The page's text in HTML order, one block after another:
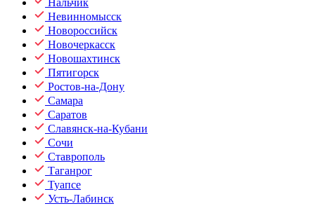
Нальчик
Невинномысск
Новороссийск
Новочеркасск
Новошахтинск
Пятигорск
Ростов-на-Дону
Самара
Саратов
Славянск-на-Кубани
Сочи
Ставрополь
Таганрог
Туапсе
Усть-Лабинск